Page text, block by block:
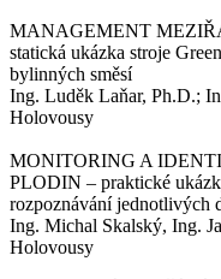
MANAGEMENT
statická ukázka stroje
bylinných směsí
Ing. Luděk Laňar, Ph.D.;
Holovousy
MONITORING A
PLODIN – praktické
rozpoznávání jednotlivých
Ing. Michal Skalský, Ing.
Holovousy